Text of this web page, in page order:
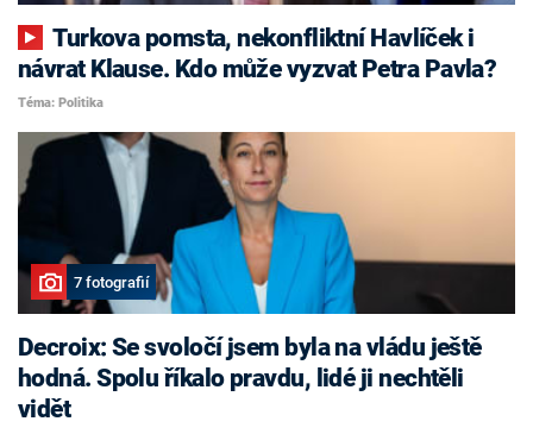
Turkova pomsta, nekonfliktní Havlíček i
návrat Klause. Kdo může vyzvat Petra Pavla?
Téma: Politika
7 fotografií
Decroix: Se svoločí jsem byla na vládu ještě
hodná. Spolu říkalo pravdu, lidé ji nechtěli
vidět